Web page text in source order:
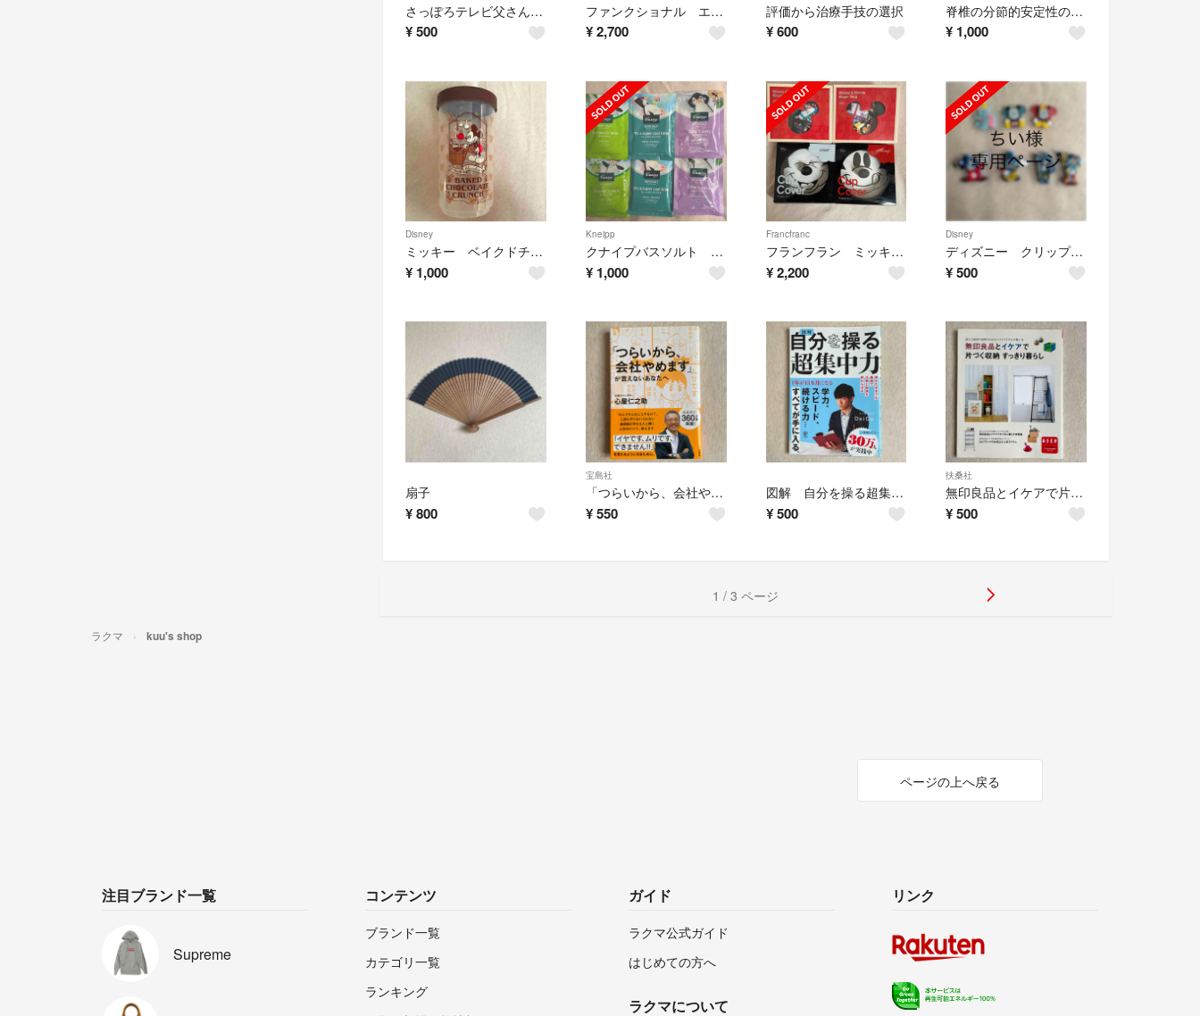
さっぽろテレビ父さん キーホルダー
¥500
ファンクショナル エクササイズ
¥2,700
評価から治療手技の選択
¥ 600
脊椎の分節的安定性のための運動療法
¥ 1,000
Disney
ミッキー ベイクドチョコレートクランチ 容器
¥ 1,000
Kneipp
クナイプバスソルト 6個セット
¥ 1,000
Francfranc
フランフラン ミッキー&ミニー マジックマグとカップカバー
¥ 2,200
Disney
ディズニー クリップ 7個セット
¥500
扇子
¥800
宝島社
「つらいから、会社やめます」が言えないあなたへ 心屋仁之助
¥550
図解 自分を操る超集中力 メンタリストDaiGo
¥ 500
扶桑社
無印良品とイケアで片づく収納 すっきり暮らし
¥500
1 / 3 ページ
ラクマ kuu's shop
ページの上へ戻る
注目ブランド一覧
Supreme
コンテンツ
ブランド一覧
カテゴリ一覧
ランキング
ガイド
ラクマ公式ガイド
はじめての方へ
ラクマについて
リンク